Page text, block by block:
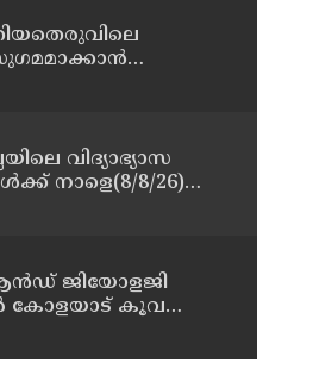
വിദ്യാഭ്യാസ
നാളെ(8/8/26)
ജിയോളജി
കോളയാട് കൂവ